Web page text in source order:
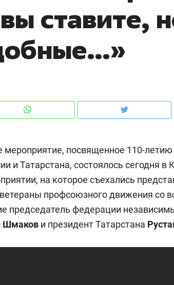
ставите,
мероприятие, посвященное 110-
и Татарстана, состоялось сегодня
на которое съехались
профсоюзного движения со
председатель федерации
Шмаков и президент Татарстана
и чудных запросах мастеров
налогах и
квартиры и Face
какой будет
в ЖК «Нова»
Рекомендуем
Опыт выживания
природе, работа
с ментальным и
антихрупких